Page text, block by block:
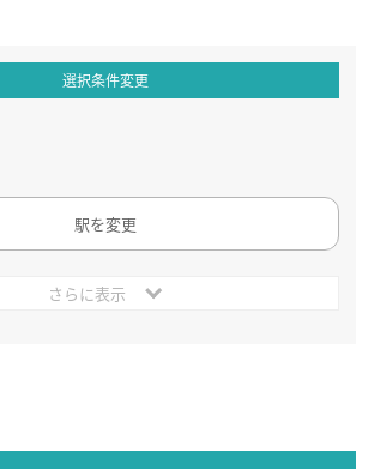
選択条件変更
駅を変更
さらに表示